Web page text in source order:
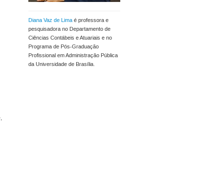
Diana Vaz de Lima é professora e
pesquisadora no Departamento de
Ciências Contábeis e Atuariais e no
Programa de Pós-Graduação
Profissional em Administração Pública
da Universidade de Brasília.